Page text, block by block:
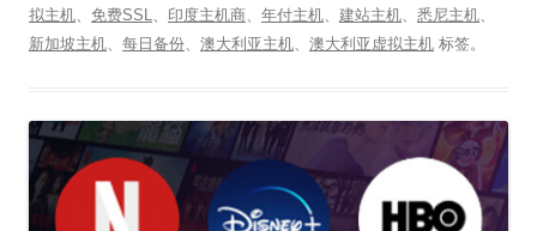
拟主机
免费SSL 印度主机商 年付主机 建站主机 悉尼主机
新加坡主机
每日备份 澳大利亚主机 澳大利亚虚拟主机 标签。